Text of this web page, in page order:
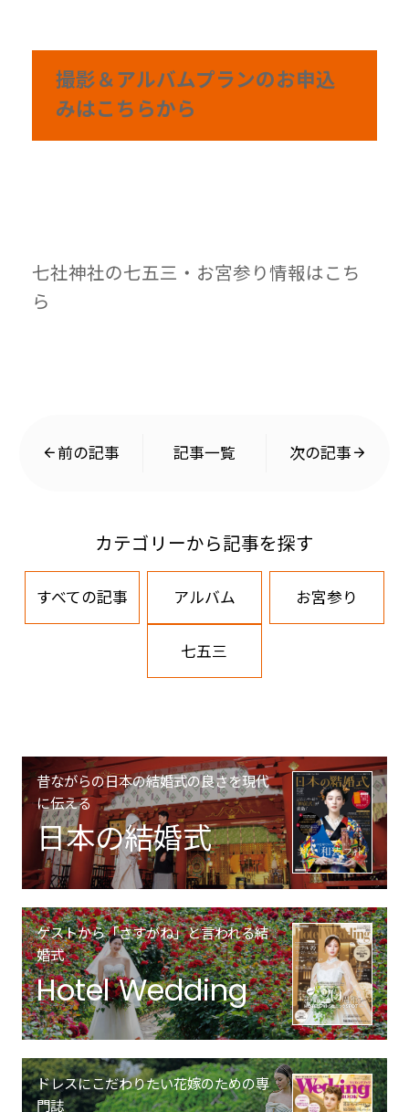
撮影＆アルバムプランのお申込
みはこちらから
七社神社の七五三・お宮参り情報はこち
ら
前の記事 記事一覧 次の記事
カテゴリーから記事を探す
すべての記事 アルバム お宮参り
七五三
昔ながらの日本の結婚式の良さを現代
に伝える
日本の結婚式
ゲストから「さすがね」と言われる結
婚式
Hotel Wedding
ドレスにこだわりたい花嫁のための専
門誌